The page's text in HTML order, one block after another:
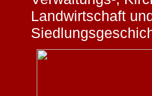
Landwirtschaft